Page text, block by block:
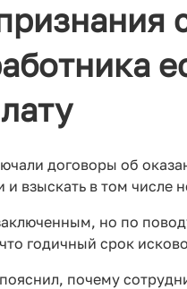
договоры об
взыскать в том числе
но по
годичный срок
почему